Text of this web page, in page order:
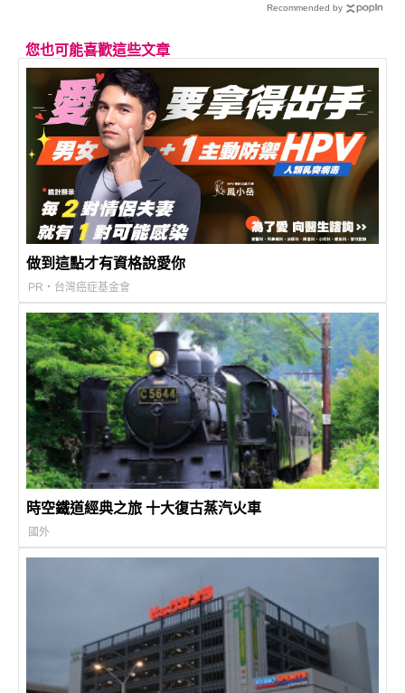
Recommended by
您也可能喜歡這些文章
做到這點才有資格說愛你
PR・台灣癌症基金會
時空鐵道經典之旅 十大復古蒸汽火車
國外